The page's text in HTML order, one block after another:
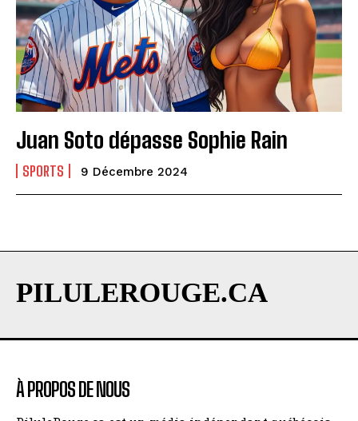
Juan Soto dépasse Sophie Rain
SPORTS 9 Décembre 2024
PILULEROUGE.CA
À PROPOS DE NOUS